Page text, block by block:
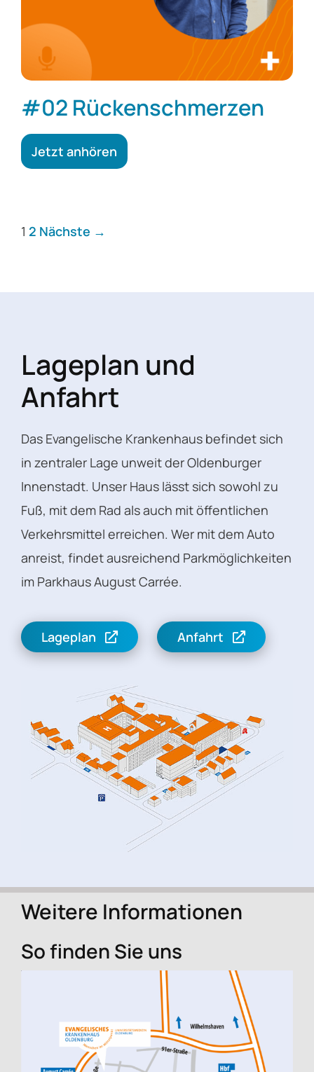
#02 Rückenschmerzen
Jetzt anhören
1 2 Nächste →
Lageplan und
Anfahrt
Das Evangelische Krankenhaus befindet sich
in zentraler Lage unweit der Oldenburger
Innenstadt. Unser Haus lässt sich sowohl zu
Fuß, mit dem Rad als auch mit öffentlichen
Verkehrsmittel erreichen. Wer mit dem Auto
anreist, findet ausreichend Parkmöglichkeiten
im Parkhaus August Carrée.
Lageplan Anfahrt
Weitere Informationen
So finden Sie uns